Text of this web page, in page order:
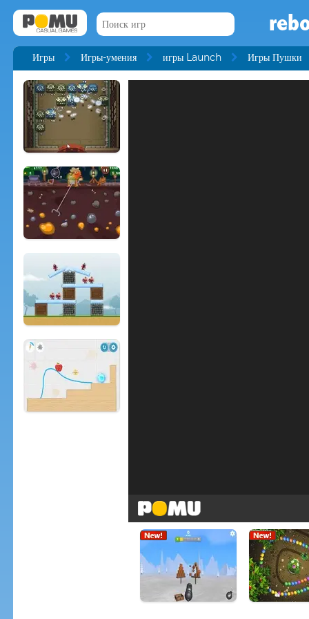
Игры Игры-умения игры Launch Игры Пушки